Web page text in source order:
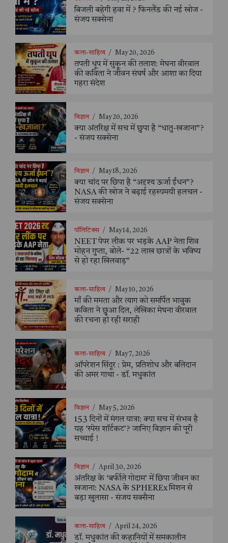
बिजली बहेगी हवा में ? फिनलैंड की नई खोज -
संजय सक्सेना
कला-साहित्य / May 20, 2026
तपती धूप में सुकून की तलाश: मेघना वीरवाल
की कविता ने जीवन संघर्ष और आशा का दिया
गहरा संदेश
विज्ञान / May 20, 2026
क्या अंतरिक्ष में सच में छुपा है “धातु-खजाना”?
- संजय सक्सेना
विज्ञान / May 18, 2026
क्या चांद पर छिपा है “अदृश्य ऊर्जा ईंधन”?
NASA की खोज ने बढ़ाई रहस्यमयी हलचल -
संजय सक्सेना
पॉलिटिक्स / May 14, 2026
NEET पेपर लीक पर भड़के AAP नेता शिव
मोहन गुप्ता, बोले- “22 लाख छात्रों के भविष्य
से हो रहा खिलवाड़”
कला-साहित्य / May 10, 2026
माँ की ममता और त्याग को समर्पित भावुक
कविता ने छुआ दिल, लेखिका मेघना वीरवाल
की रचना हो रही सराही
कला-साहित्य / May 7, 2026
ऑपरेशन सिंदूर : प्रेम, प्रतिशोध और बलिदान
की अमर गाथा - डॉ. मधुकांत
विज्ञान / May 5, 2026
153 दिनों में मंगल यात्रा: क्या सच में संभव है
यह ‘स्पेस शॉर्टकट’? जानिए विज्ञान की पूरी
सच्चाई !
विज्ञान / April 30, 2026
अंतरिक्ष के ‘बर्फीले गोदाम’ में छिपा जीवन का
खजाना: NASA के SPHEREx मिशन से
बड़ा खुलासा - संजय सक्सैना
कला-साहित्य / April 24, 2026
डॉ. मधुकांत की कहानियों में समकालीन